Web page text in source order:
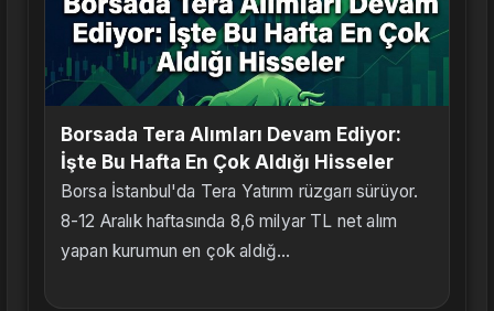
Borsada Tera Alımları Devam Ediyor:
İşte Bu Hafta En Çok Aldığı Hisseler
Borsa İstanbul'da Tera Yatırım rüzgarı sürüyor.
8-12 Aralık haftasında 8,6 milyar TL net alım
yapan kurumun en çok aldığ...